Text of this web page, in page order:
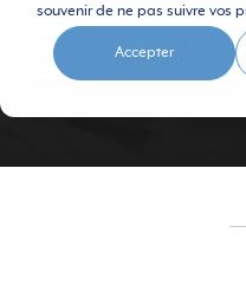
souvenir de ne pas suivre vos
Accepter